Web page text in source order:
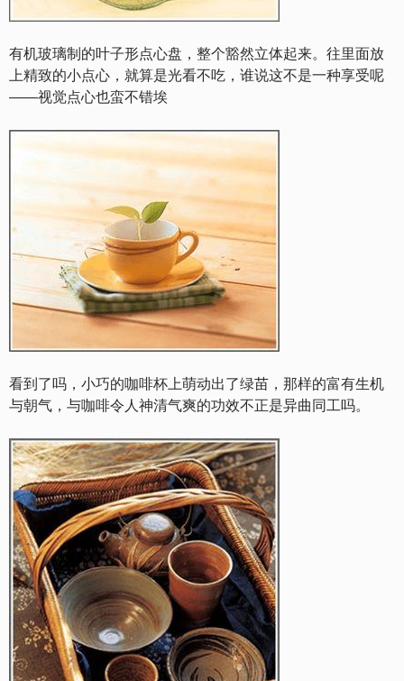
有机玻璃制的叶子形点心盘，整个豁然立体起来。往里面放
上精致的小点心，就算是光看不吃，谁说这不是一种享受呢
——视觉点心也蛮不错埃
看到了吗，小巧的咖啡杯上萌动出了绿苗，那样的富有生机
与朝气，与咖啡令人神清气爽的功效不正是异曲同工吗。